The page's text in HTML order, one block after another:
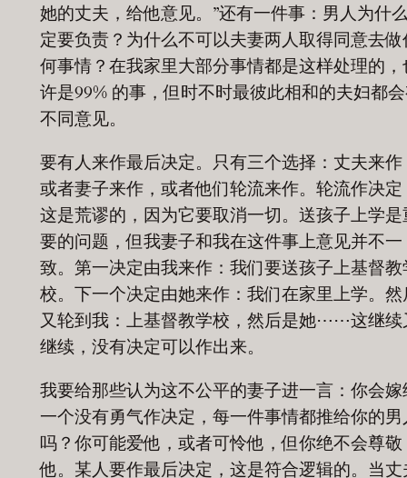
她的丈夫，给他意见。”还有一件事：男人为什
定要负责？为什么不可以夫妻两人取得同意去做
何事情？在我家里大部分事情都是这样处理的，
许是99% 的事，但时不时最彼此相和的夫妇都
不同意见。
要有人来作最后决定。只有三个选择：丈夫来作
或者妻子来作，或者他们轮流来作。轮流作决定
这是荒谬的，因为它要取消一切。送孩子上学是
要的问题，但我妻子和我在这件事上意见并不一
致。第一决定由我来作：我们要送孩子上基督教
校。下一个决定由她来作：我们在家里上学。然
又轮到我：上基督教学校，然后是她⋯⋯这继续
继续，没有决定可以作出来。
我要给那些认为这不公平的妻子进一言：你会嫁
一个没有勇气作决定，每一件事情都推给你的男
吗？你可能爱他，或者可怜他，但你绝不会尊敬
他。某人要作最后决定，这是符合逻辑的。当丈